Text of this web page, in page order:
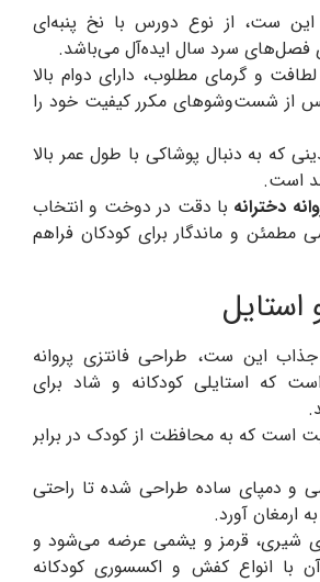
این ست، از نوع دورس با نخ پنبه‌ای
سرد سال ایده‌آل می‌باشد.
و گرمای مطلوب، دارای دوام بالا
از شست‌وشوهای مکرر کیفیت خود را
که به دنبال پوشاکی با طول عمر بالا
است.
دخترانه با دقت در دوخت و انتخاب
مطمئن و ماندگار برای کودکان فراهم
این ست، طراحی فانتزی پروانه
که استایلی کودکانه و شاد برای
است که به محافظت از کودک در برابر
و دمپای ساده طراحی شده تا راحتی
ارمغان آورد.
شیری، قرمز و یشمی عرضه می‌شود و
با انواع کفش و اکسسوری کودکانه